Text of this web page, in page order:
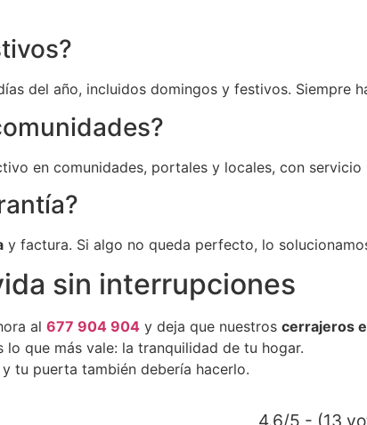
del año, incluidos domingos y festivos. Siempre
en comunidades, portales y locales, con
y factura. Si algo no queda perfecto, lo
sin interrupciones
al 677 904 904 y deja que nuestros cerrajeros
que más vale: la tranquilidad de tu hogar.
tu puerta también debería hacerlo.